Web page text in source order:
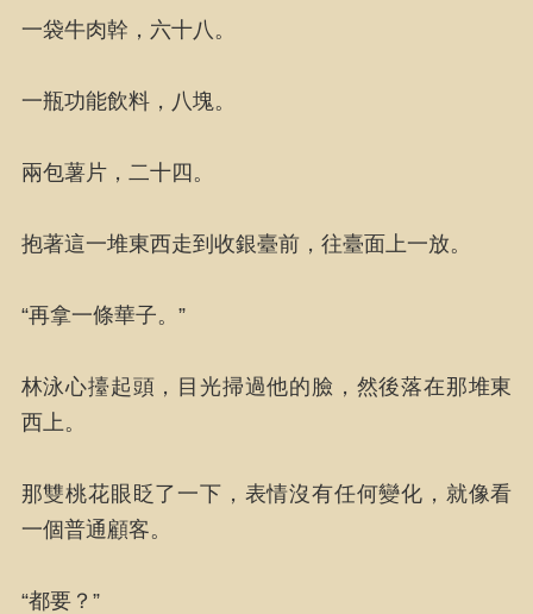
一袋牛肉幹，六十八。
一瓶功能飲料，八塊。
兩包薯片，二十四。
抱著這一堆東西走到收銀臺前，往臺面上一放。
“再拿一條華子。”
林泳心擡起頭，目光掃過他的臉，然後落在那堆東
西上。
那雙桃花眼眨了一下，表情沒有任何變化，就像看
一個普通顧客。
“都要？”